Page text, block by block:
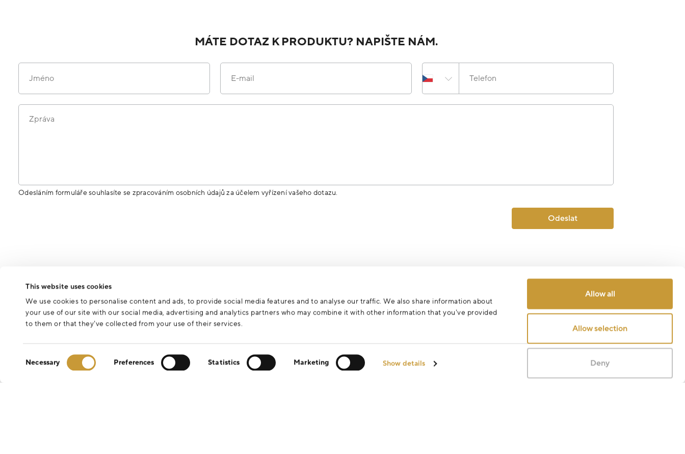
This website uses cookies
We use cookies to personalise content and ads, to provide social media features and to analyse our traffic. We also share information about
your use of our site with our social media, advertising and analytics partners who may combine it with other information that you’ve provided
to them or that they’ve collected from your use of their services.
Necessary Preferences Statistics Marketing Show details
Allow all
Allow selection
Deny
MÁTE DOTAZ K PRODUKTU? NAPIŠTE NÁM.
Jméno E-mail Telefon
Zpráva
Odesláním formuláře souhlasíte se zpracováním osobních údajů za účelem vyřízení vašeho dotazu.
Odeslat